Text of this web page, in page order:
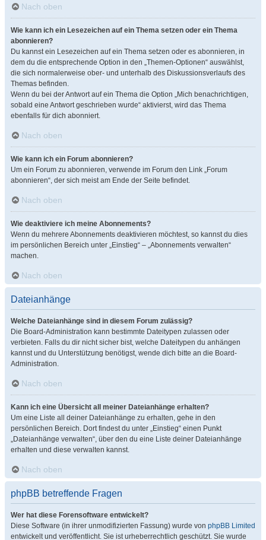
Nach oben
Wie kann ich ein Lesezeichen auf ein Thema setzen oder ein Thema
abonnieren?
Du kannst ein Lesezeichen auf ein Thema setzen oder es abonnieren, in
dem du die entsprechende Option in den „Themen-Optionen“ auswählst,
die sich normalerweise ober- und unterhalb des Diskussionsverlaufs des
Themas befinden.
Wenn du bei der Antwort auf ein Thema die Option „Mich benachrichtigen,
sobald eine Antwort geschrieben wurde“ aktivierst, wird das Thema
ebenfalls für dich abonniert.
Nach oben
Wie kann ich ein Forum abonnieren?
Um ein Forum zu abonnieren, verwende im Forum den Link „Forum
abonnieren“, der sich meist am Ende der Seite befindet.
Nach oben
Wie deaktiviere ich meine Abonnements?
Wenn du mehrere Abonnements deaktivieren möchtest, so kannst du dies
im persönlichen Bereich unter „Einstieg“ – „Abonnements verwalten“
machen.
Nach oben
Dateianhänge
Welche Dateianhänge sind in diesem Forum zulässig?
Die Board-Administration kann bestimmte Dateitypen zulassen oder
verbieten. Falls du dir nicht sicher bist, welche Dateitypen du anhängen
kannst und du Unterstützung benötigst, wende dich bitte an die Board-
Administration.
Nach oben
Kann ich eine Übersicht all meiner Dateianhänge erhalten?
Um eine Liste all deiner Dateianhänge zu erhalten, gehe in den
persönlichen Bereich. Dort findest du unter „Einstieg“ einen Punkt
„Dateianhänge verwalten“, über den du eine Liste deiner Dateianhänge
erhalten und diese verwalten kannst.
Nach oben
phpBB betreffende Fragen
Wer hat diese Forensoftware entwickelt?
Diese Software (in ihrer unmodifizierten Fassung) wurde von phpBB Limited
entwickelt und veröffentlicht. Sie ist urheberrechtlich geschützt. Sie wurde